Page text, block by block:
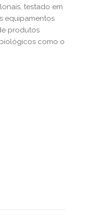
testado em
equipamentos
produtos
como o